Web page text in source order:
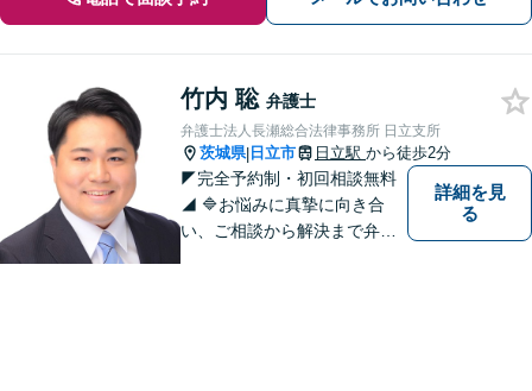
竹内 聡 弁護士
弁護士法人長瀬総合法律事務所 日立支所
茨城県| 日立市 日立駅 から徒歩2分
◤完全予約制・初回相談無料
◢ 🔷お悩みに真摯に向き合
い、ご相談から解決まで弁護
詳細を見
る